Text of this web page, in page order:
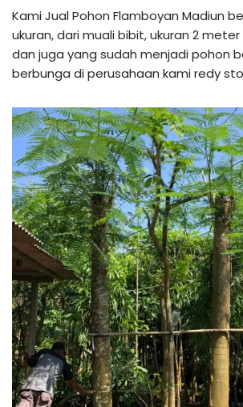
Kami Jual Pohon Flamboyan Madiun
ukuran, dari muali bibit, ukuran 2
dan juga yang sudah menjadi pohon
berbunga di perusahaan kami redy